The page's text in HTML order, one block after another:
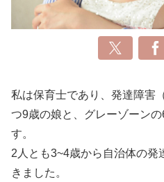
私は保育士であり、発達障害
つ9歳の娘と、グレーゾーン
す。
2人とも3~4歳から自治体の発
きました。